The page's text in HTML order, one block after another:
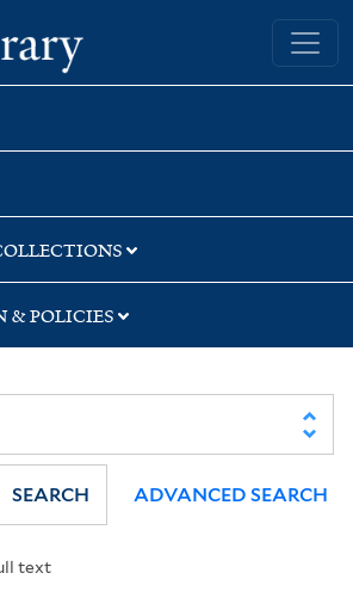
Yale University Library
& POLICIES
text
SEARCH ADVANCED SEARCH